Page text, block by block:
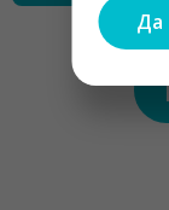
Да